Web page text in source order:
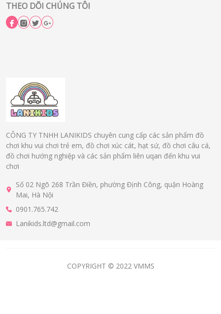
THEO DÕI CHÚNG TÔI
CÔNG TY TNHH LANIKIDS chuyên cung cấp các sản phẩm đồ
chơi khu vui chơi trẻ em, đồ chơi xúc cát, hạt sứ, đồ chơi câu cá,
đồ chơi hướng nghiệp và các sản phẩm liên uqan đến khu vui
chơi
Số 02 Ngõ 268 Trần Điền, phường Định Công, quận Hoàng
Mai, Hà Nội
0901.765.742
Lanikids.ltd@gmail.com
COPYRIGHT © 2022 VMMS